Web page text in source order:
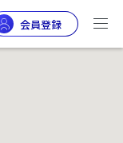
会員登録